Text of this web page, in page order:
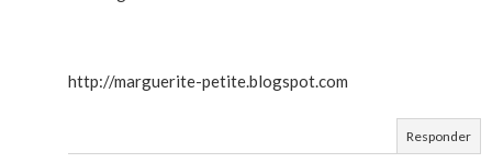
http://marguerite-petite.blogspot.com
Responder